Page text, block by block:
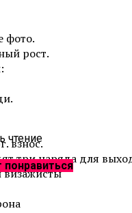
фото.
рост.
взнос.
три наряда для
визажисты
чтение